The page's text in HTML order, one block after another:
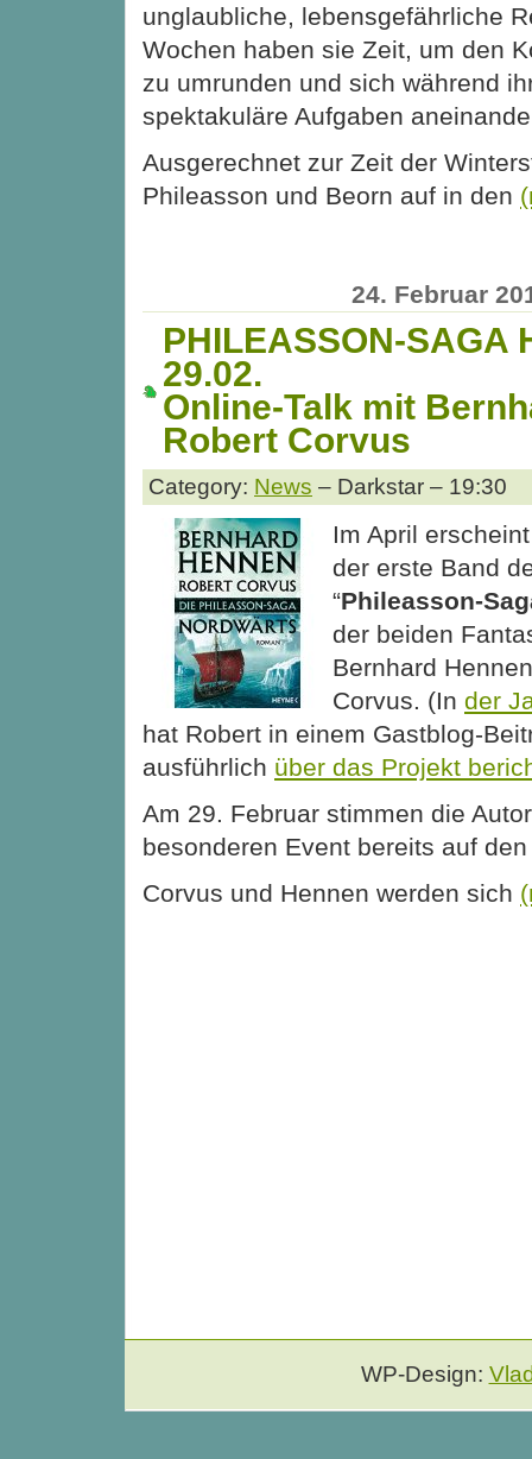
unglaubliche, lebensgefährliche
Wochen haben sie Zeit, um den
zu umrunden und sich während
spektakuläre Aufgaben
Ausgerechnet zur Zeit der
Phileasson und Beorn auf in den
24. Februar
PHILEASSON-SAGA
29.02.
Online-Talk mit
Robert Corvus
Category: News – Darkstar – 19:30
Im April erscheint
der erste Band
“Phileasson-
der beiden
Bernhard
Corvus. (In der
hat Robert in einem Gastblog-
ausführlich über das Projekt
Am 29. Februar stimmen die
besonderen Event bereits auf
Corvus und Hennen werden sich
WP-Design: